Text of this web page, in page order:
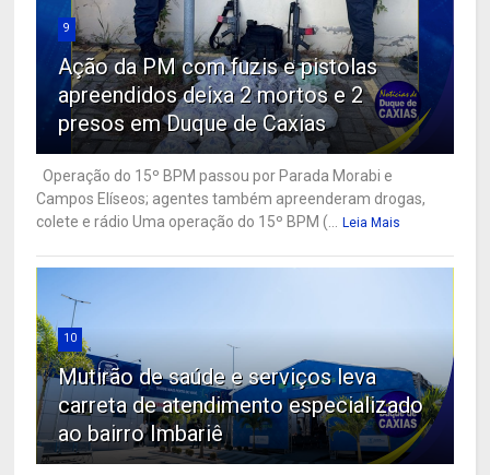
9
Ação da PM com fuzis e pistolas
apreendidos deixa 2 mortos e 2
presos em Duque de Caxias
Operação do 15º BPM passou por Parada Morabi e
Campos Elíseos; agentes também apreenderam drogas,
colete e rádio Uma operação do 15º BPM (...
Leia Mais
10
Mutirão de saúde e serviços leva
carreta de atendimento especializado
ao bairro Imbariê